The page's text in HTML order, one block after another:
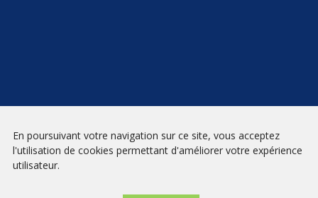
INSCRIPTION
En poursuivant votre navigation sur ce site, vous acceptez
l'utilisation de cookies permettant d'améliorer votre expérience
utilisateur.